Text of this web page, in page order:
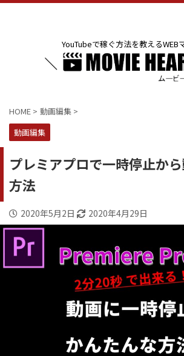
YouTubeで稼ぐ方法を教えるWEB
HOME > 動画編集 >
動画編集
プレミアプロで一時停止か
方法
2020年5月2日 2020年4月29日